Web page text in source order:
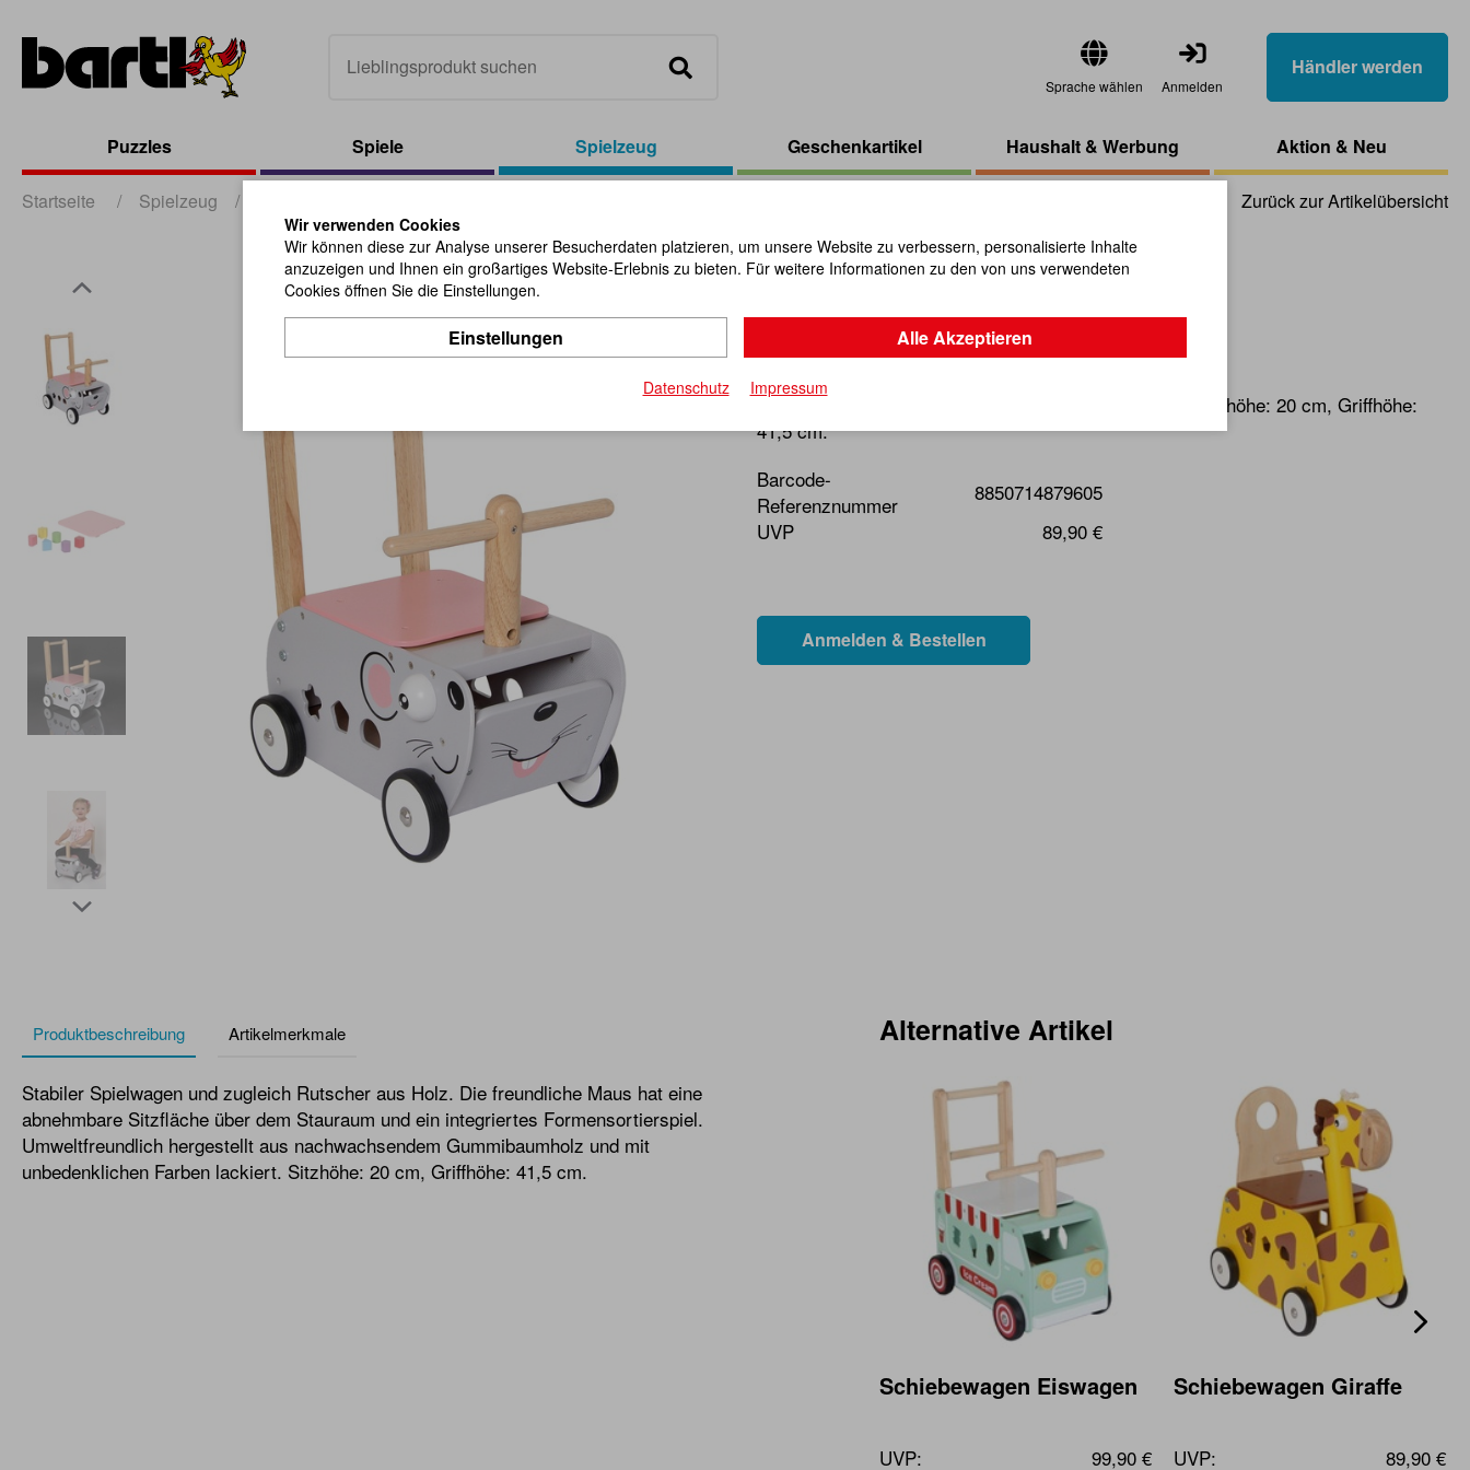
Sprache wählen Anmelden
Händler werden
Puzzles Spiele Spielzeug Geschenkartikel Haushalt & Werbung Aktion & Neu
Startseite / Spielzeug / Zurück zur Artikelübersicht
Schiebewagen Maus
Artikel-Nr.:112024
Stabiler Spielwagen und zugleich Rutscher aus Holz. Sitzhöhe: 20 cm, Griffhöhe:
41,5 cm.
Barcode-
Referenznummer
8850714879605
UVP
89,90 €
Produktbeschreibung Artikelmerkmale
Stabiler Spielwagen und zugleich Rutscher aus Holz. Die freundliche Maus hat eine
abnehmbare Sitzfläche über dem Stauraum und ein integriertes Formensortierspiel.
Umweltfreundlich hergestellt aus nachwachsendem Gummibaumholz und mit
unbedenklichen Farben lackiert. Sitzhöhe: 20 cm, Griffhöhe: 41,5 cm.
Alternative Artikel
Schiebewagen Eiswagen
UVP: 99,90 €
Schiebewagen Giraffe
UVP: 89,90 €
Wir verwenden Cookies
Wir können diese zur Analyse unserer Besucherdaten platzieren, um unsere Website zu verbessern, personalisierte Inhalte
anzuzeigen und Ihnen ein großartiges Website-Erlebnis zu bieten. Für weitere Informationen zu den von uns verwendeten
Cookies öffnen Sie die Einstellungen.
Einstellungen Alle Akzeptieren
Datenschutz Impressum